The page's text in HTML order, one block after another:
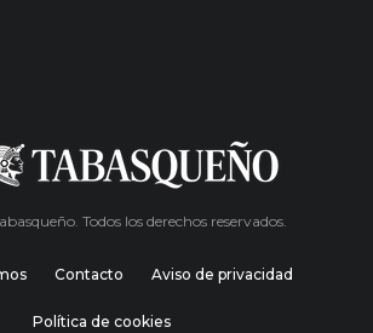
Todos los derechos reservados.
Contacto Aviso de privacidad
Política de cookies